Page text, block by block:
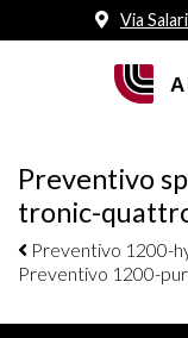
Via
Preventivo
tronic-
Navigazione
Preventivo 1200-
Preventivo 1200-